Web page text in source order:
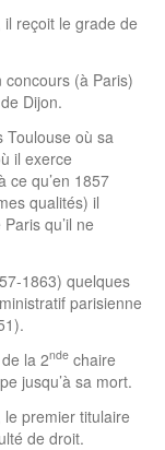
reçoit le grade de
concours (à Paris)
Dijon.
Toulouse où sa
il exerce
ce qu’en 1857
qualités) il
qu’il ne
1863) quelques
parisienne
la 2nde chaire
jusqu’à sa mort.
premier titulaire
de droit.